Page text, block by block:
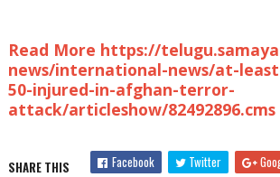
Read More https://
news/international-news/at-
50-injured-in-afghan-terror-
attack/articleshow/82492896.cms
SHARE THIS Facebook Twitter